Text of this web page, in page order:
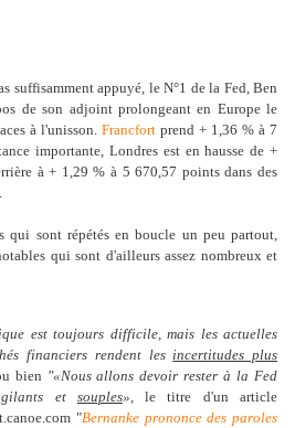
suffisamment appuyé, le N°1 de la Fed, Ben
de son adjoint prolongeant en Europe le
à l'unisson. Francfort prend + 1,36 % à 7
importante, Londres est en hausse de +
à + 1,29 % à 5 670,57 points dans des
qui sont répétés en boucle un peu partout,
qui sont d'ailleurs assez nombreux et
est toujours difficile, mais les actuelles
financiers rendent lesincertitudes plus
bien "«Nous allons devoir rester à la Fed
et souples»,le titre d'un article
"Bernanke prononce des paroles